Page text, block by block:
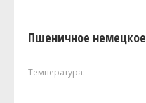
Пшеничное немецкое
Температура: